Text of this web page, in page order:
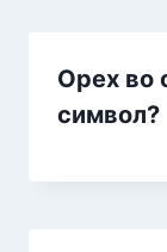
Орех во
символ?